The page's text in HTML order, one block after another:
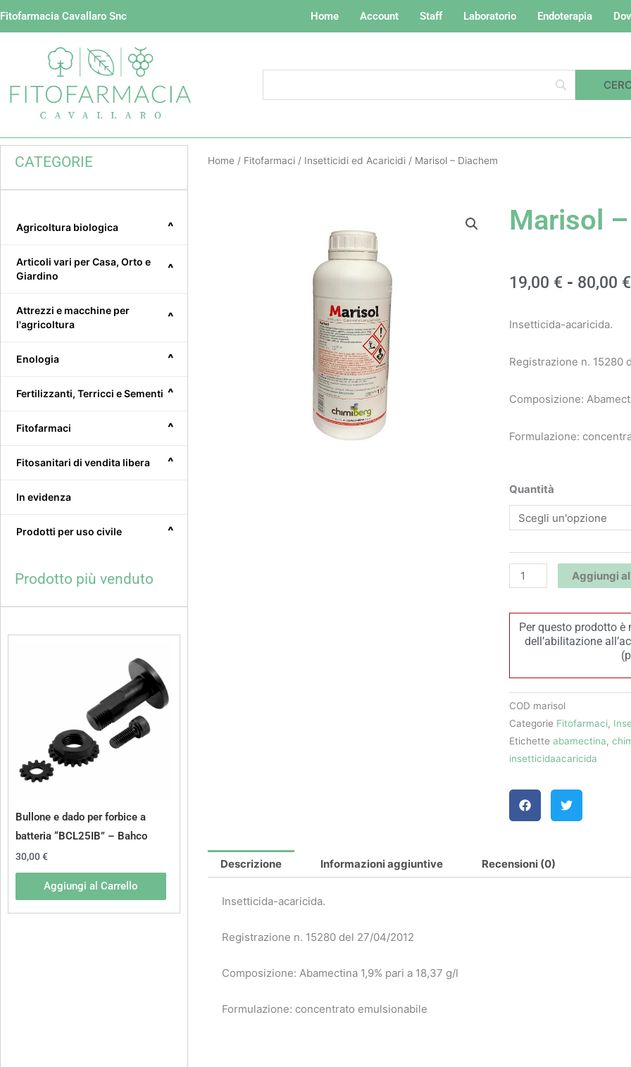
Vai
Fitofarmacia Cavallaro Snc Home Account Staff Laboratorio Endoterapia
CATEGORIE
^
Agricoltura biologica
^
Articoli vari per Casa, Orto e
Giardino
^
Attrezzi e macchine per
l'agricoltura
^
Enologia
^
Fertilizzanti, Terricci e Sementi
^
Fitofarmaci
^
Fitosanitari di vendita libera
In evidenza
^
Prodotti per uso civile
Prodotto più venduto
Bullone e dado per forbice a
batteria “BCL25IB” – Bahco
30,00€
Aggiungi al Carrello
Home / Fitofarmaci / Insetticidi ed Acaricidi / Marisol – Diachem
Marisol
19,00 € - 80,00 €
Insetticida-acaricida.
Registrazione n. 15280
Composizione:
Formulazione:
Quantità
Marisol
-
Diachem
Aggiungi
Per questo prodotto è
dell’abilitazione
COD marisol
Categorie Fitofarmaci,
Etichette abamectina,
insetticidaacaricida
Descrizione Informazioni aggiuntive Recensioni (0)
Insetticida-acaricida.
Registrazione n. 15280 del 27/04/2012
Composizione: Abamectina 1,9% pari a 18,37 g/l
Formulazione: concentrato emulsionabile